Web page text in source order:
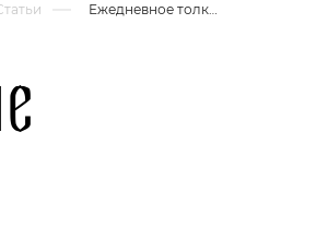
Ежедневное толкование Святого Евангелия 30 июня